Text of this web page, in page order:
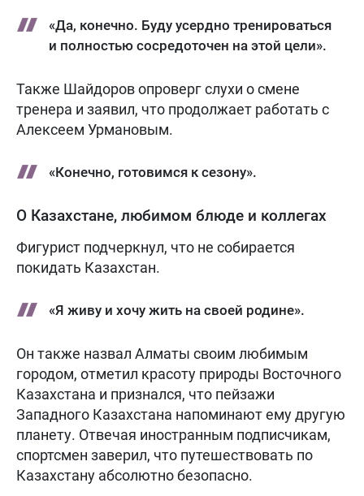
«Да, конечно. Буду усердно тренироваться
и полностью сосредоточен на этой цели».
Также Шайдоров опроверг слухи о смене
тренера и заявил, что продолжает работать с
Алексеем Урмановым.
«Конечно, готовимся к сезону».
О Казахстане, любимом блюде и коллегах
Фигурист подчеркнул, что не собирается
покидать Казахстан.
«Я живу и хочу жить на своей родине».
Он также назвал Алматы своим любимым
городом, отметил красоту природы Восточного
Казахстана и признался, что пейзажи
Западного Казахстана напоминают ему другую
планету. Отвечая иностранным подписчикам,
спортсмен заверил, что путешествовать по
Казахстану абсолютно безопасно.